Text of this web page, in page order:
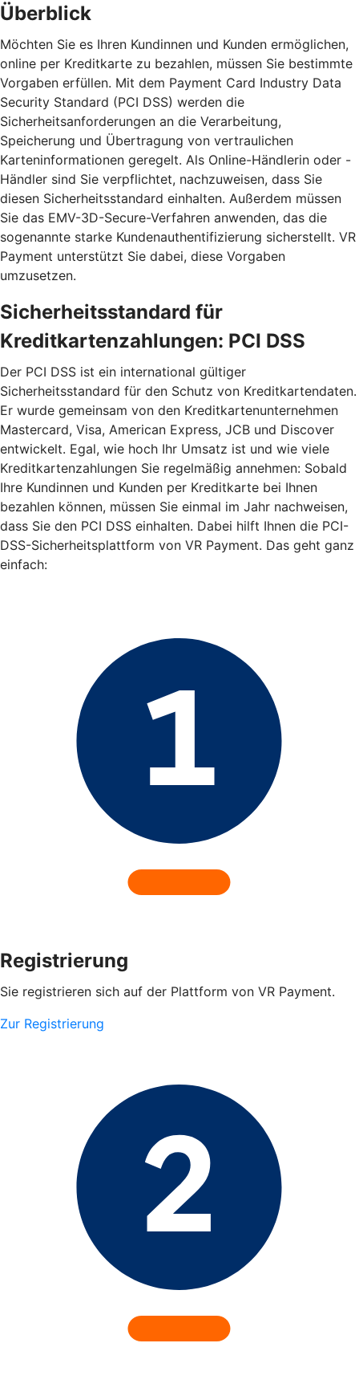
Überblick
Möchten Sie es Ihren Kundinnen und Kunden ermöglichen,
online per Kreditkarte zu bezahlen, müssen Sie bestimmte
Vorgaben erfüllen. Mit dem Payment Card Industry Data
Security Standard (PCI DSS) werden die
Sicherheitsanforderungen an die Verarbeitung,
Speicherung und Übertragung von vertraulichen
Karteninformationen geregelt. Als Online-Händlerin oder -
Händler sind Sie verpflichtet, nachzuweisen, dass Sie
diesen Sicherheitsstandard einhalten. Außerdem müssen
Sie das EMV-3D-Secure-Verfahren anwenden, das die
sogenannte starke Kundenauthentifizierung sicherstellt. VR
Payment unterstützt Sie dabei, diese Vorgaben
umzusetzen.
Sicherheitsstandard für
Kreditkartenzahlungen: PCI DSS
Der PCI DSS ist ein international gültiger
Sicherheitsstandard für den Schutz von Kreditkartendaten.
Er wurde gemeinsam von den Kreditkartenunternehmen
Mastercard, Visa, American Express, JCB und Discover
entwickelt. Egal, wie hoch Ihr Umsatz ist und wie viele
Kreditkartenzahlungen Sie regelmäßig annehmen: Sobald
Ihre Kundinnen und Kunden per Kreditkarte bei Ihnen
bezahlen können, müssen Sie einmal im Jahr nachweisen,
dass Sie den PCI DSS einhalten. Dabei hilft Ihnen die PCI-
DSS-Sicherheitsplattform von VR Payment. Das geht ganz
einfach:
Registrierung
Sie registrieren sich auf der Plattform von VR Payment.
Zur Registrierung